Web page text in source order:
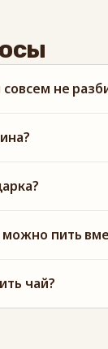
не
можно пить
чай?